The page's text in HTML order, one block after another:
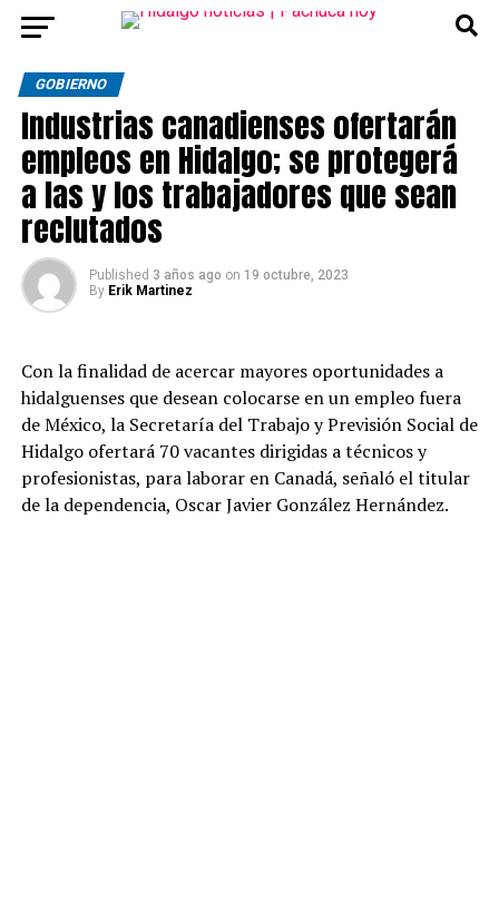
GOBIERNO
Industrias canadienses ofertarán
empleos en Hidalgo; se protegerá
a las y los trabajadores que sean
reclutados
Published 3 años ago on 19 octubre, 2023
By Erik Martinez
Con la finalidad de acercar mayores oportunidades a
hidalguenses que desean colocarse en un empleo fuera
de México, la Secretaría del Trabajo y Previsión Social de
Hidalgo ofertará 70 vacantes dirigidas a técnicos y
profesionistas, para laborar en Canadá, señaló el titular
de la dependencia, Oscar Javier González Hernández.